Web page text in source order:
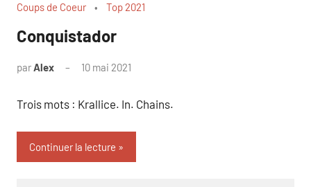
Coups de Coeur Top 2021
Conquistador
parAlex 10 mai 2021
Trois mots : Krallice. In. Chains.
Continuer la lecture